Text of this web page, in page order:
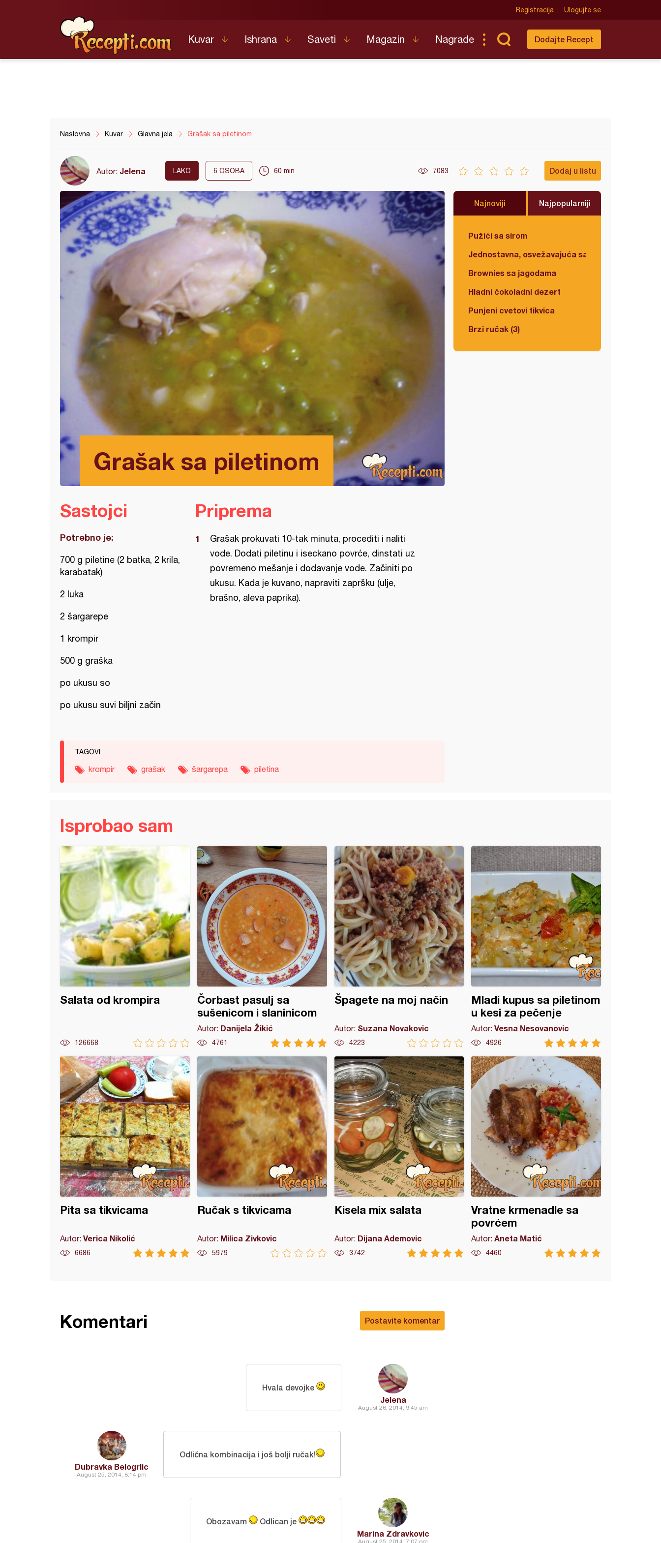
Registracija Ulogujte se
Kuvar Ishrana Saveti Magazin Nagrade Dodajte Recept
Naslovna Kuvar Glavna jela Grašak sa piletinom
Autor: Jelena LAKO 6 OSOBA 60 min 7083 Dodaj u listu
Grašak sa piletinom
Najnoviji Najpopularniji
Pužići sa sirom
Jednostavna, osvežavajuća salata
Brownies sa jagodama
Hladni čokoladni dezert
Punjeni cvetovi tikvica
Brzi ručak (3)
Sastojci
Potrebno je:
700 g piletine (2 batka, 2 krila,
karabatak)
2 luka
2 šargarepe
1 krompir
500 g graška
po ukusu so
po ukusu suvi biljni začin
Priprema
Grašak prokuvati 10-tak minuta, procediti i naliti
vode. Dodati piletinu i iseckano povrće, dinstati uz
povremeno mešanje i dodavanje vode. Začiniti po
ukusu. Kada je kuvano, napraviti zapršku (ulje,
brašno, aleva paprika).
TAGOVI
krompir grašak šargarepa piletina
Isprobao sam
Salata od krompira
126668
Čorbast pasulj sa
sušenicom i slaninicom
Autor: Danijela Žikić
4761
Špagete na moj način
Autor: Suzana Novakovic
4223
Mladi kupus sa piletinom
u kesi za pečenje
Autor:Vesna Nesovanovic
4926
sa piletinom u kesi za pečenje
Pita sa tikvicama
Autor: Verica Nikolić
6686
Ručak s tikvicama
Autor: Milica Zivkovic
5979
Kisela mix salata
Autor: Dijana Ademovic
3742
Vratne krmenadle sa
povrćem
Autor:Aneta Matić
4460
krmenadle sa povrćem
Postavite komentar
Komentari
Jelena
August 26, 2014, 9:45 am
Hvala devojke
Dubravka Belogrlic
August 25, 2014, 8:14 pm
Odlična kombinacija i još bolji ručak!
Marina Zdravkovic
August 25, 2014, 7:07 pm
Obozavam Odlican je